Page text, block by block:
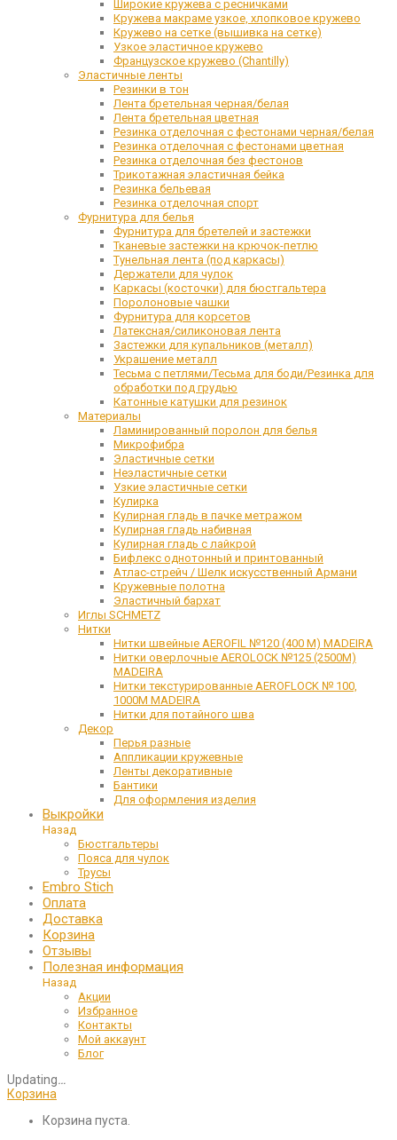
Широкие кружева с ресничками
Кружева макраме узкое, хлопковое кружево
Кружево на сетке (вышивка на сетке)
Узкое эластичное кружево
Французское кружево (Chantilly)
Эластичные ленты
Резинки в тон
Лента бретельная черная/белая
Лента бретельная цветная
Резинка отделочная с фестонами черная/белая
Резинка отделочная с фестонами цветная
Резинка отделочная без фестонов
Трикотажная эластичная бейка
Резинка бельевая
Резинка отделочная спорт
Фурнитура для белья
Фурнитура для бретелей и застежки
Тканевые застежки на крючок-петлю
Тунельная лента (под каркасы)
Держатели для чулок
Каркасы (косточки) для бюстгальтера
Поролоновые чашки
Фурнитура для корсетов
Латексная/силиконовая лента
Застежки для купальников (металл)
Украшение металл
Тесьма с петлями/Тесьма для боди/Резинка для
обработки под грудью
Катонные катушки для резинок
Материалы
Ламинированный поролон для белья
Микрофибра
Эластичные сетки
Неэластичные сетки
Узкие эластичные сетки
Кулирка
Кулирная гладь в пачке метражом
Кулирная гладь набивная
Кулирная гладь с лайкрой
Бифлекс однотонный и принтованный
Атлас-стрейч / Шелк искусственный Армани
Кружевные полотна
Эластичный бархат
Иглы SCHMETZ
Нитки
Нитки швейные AEROFIL №120 (400 М) MADEIRA
Нитки оверлочные AEROLOCK №125 (2500М)
MADEIRA
Нитки текстурированные AEROFLOCK № 100,
1000М MADEIRA
Нитки для потайного шва
Декор
Перья разные
Аппликации кружевные
Ленты декоративные
Бантики
Для оформления изделия
Выкройки
Назад
Бюстгальтеры
Пояса для чулок
Трусы
Embro Stich
Оплата
Доставка
Корзина
Отзывы
Полезная информация
Назад
Акции
Избранное
Контакты
Мой аккаунт
Блог
Updating…
Корзина
Корзина пуста.